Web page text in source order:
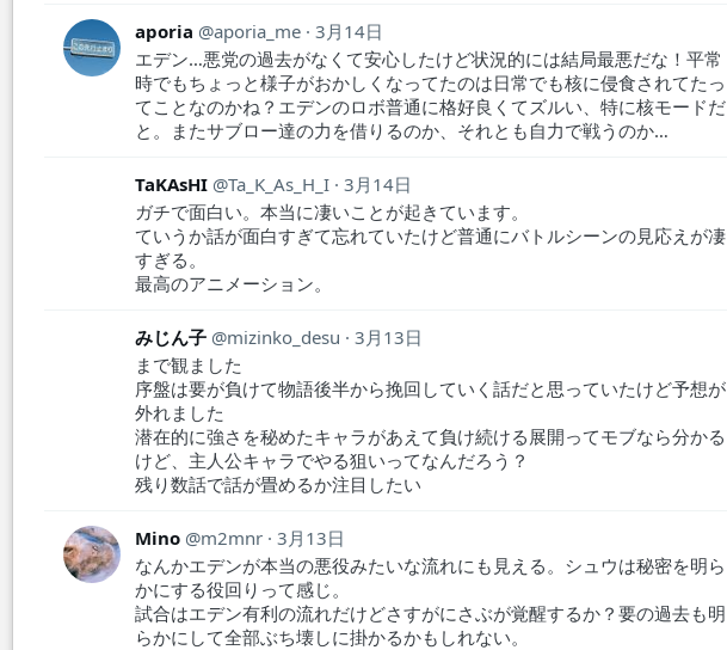
aporia aporia_me
3月14日
エデン…悪党の過去がなくて安心したけど状況的には結局最悪だな！平常
時でもちょっと様子がおかしくなってたのは日常でも核に侵食されてたっ
てことなのかね？エデンのロボ普通に格好良くてズルい、特に核モードだ
と。またサブロー達の力を借りるのか、それとも自力で戦うのか…
TaKAsHI Ta_K_As_H_I
3月14日
ガチで面白い。本当に凄いことが起きています。
ていうか話が面白すぎて忘れていたけど普通にバトルシーンの見応えが凄
すぎる。
最高のアニメーション。
みじん子 mizinko_desu
3月13日
まで観ました
序盤は要が負けて物語後半から挽回していく話だと思っていたけど予想が
外れました
潜在的に強さを秘めたキャラがあえて負け続ける展開ってモブなら分かる
けど、主人公キャラでやる狙いってなんだろう？
残り数話で話が畳めるか注目したい
Mino m2mnr
3月13日
なんかエデンが本当の悪役みたいな流れにも見える。シュウは秘密を明ら
かにする役回りって感じ。
試合はエデン有利の流れだけどさすがにさぶが覚醒するか？要の過去も明
らかにして全部ぶち壊しに掛かるかもしれない。